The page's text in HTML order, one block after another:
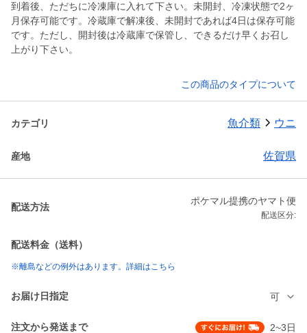
到着後、ただちに冷凍庫に入れて下さい。未開封、冷凍状態で2ヶ
月保存可能です。冷蔵庫で解凍後、未開封であれば4日は保存可能
です。ただし、開封後は冷蔵庫で保管し、できるだけ早くお召し
上がり下さい。
この商品のタイプについて
カテゴリ 魚介類 ウニ
産地 佐賀県
配送方法
ポケマル提携のヤマト便
配送区分:
配送料金（送料）
※離島などの例外はあります。詳細はこちら
お届け日指定 可
注文から発送まで 2~3日